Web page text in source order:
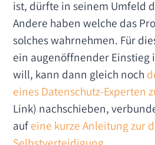
ist, dürfte in seinem Umfeld
Andere haben welche das
solches wahrnehmen. Für
ein augenöffnender Einstieg
will, kann dann gleich noch
eines Datenschutz-Experten
Link) nachschieben,
aufeine kurze Anleitung zur